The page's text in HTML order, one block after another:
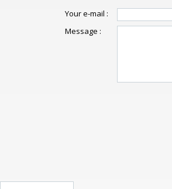
Your e-mail :
Message :